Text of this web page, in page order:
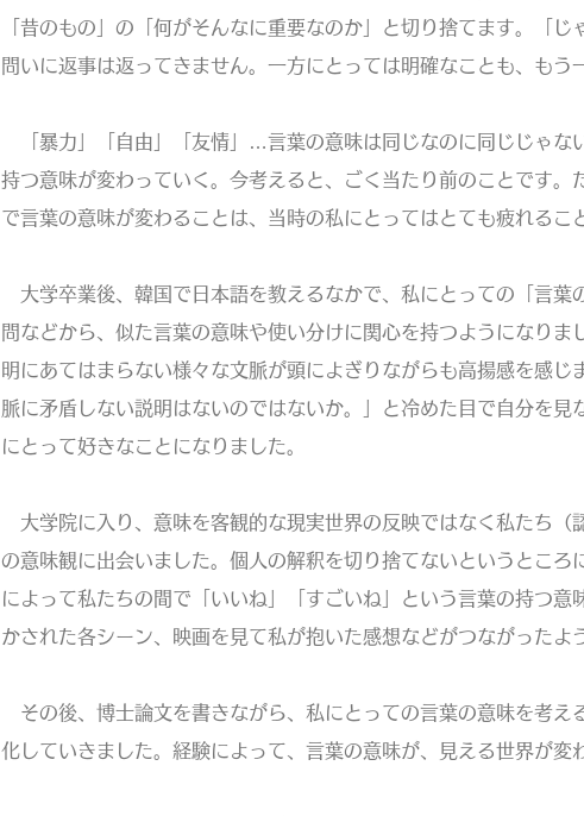
「昔のもの」の「何がそんなに重要なのか」と切り捨てます。「
問いに返事は返ってきません。一方にとっては明確なことも、もう
「暴力」「自由」「友情」…言葉の意味は同じなのに同じじゃな
持つ意味が変わっていく。今考えると、ごく当たり前のことです
で言葉の意味が変わることは、当時の私にとってはとても疲れるこ
大学卒業後、韓国で日本語を教えるなかで、私にとっての「言葉
問などから、似た言葉の意味や使い分けに関心を持つようになり
明にあてはまらない様々な文脈が頭によぎりながらも高揚感を感
脈に矛盾しない説明はないのではないか。」と冷めた目で自分を
にとって好きなことになりました。
大学院に入り、意味を客観的な現実世界の反映ではなく私たち（
の意味観に出会いました。個人の解釈を切り捨てないというとこ
によって私たちの間で「いいね」「すごいね」という言葉の持つ
かされた各シーン、映画を見て私が抱いた感想などがつながったよ
その後、博士論文を書きながら、私にとっての言葉の意味を考え
化していきました。経験によって、言葉の意味が、見える世界が変